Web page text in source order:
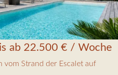
ab 22.500 € / Woche
vom Strand der Escalet auf